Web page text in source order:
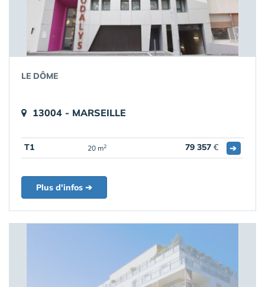
LE DÔME
13004 - MARSEILLE
T1 20 m2 79 357 € ➔
Plus d'infos ➔